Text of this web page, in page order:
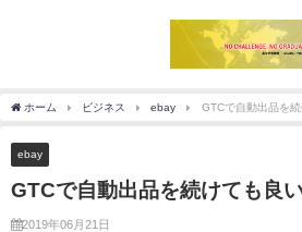
ホーム ビジネス ebay GTCで自動出品を
ebay
GTCで自動出品を続けても良
2019年06月21日